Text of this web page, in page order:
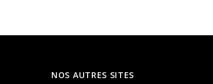
NOS AUTRES SITES